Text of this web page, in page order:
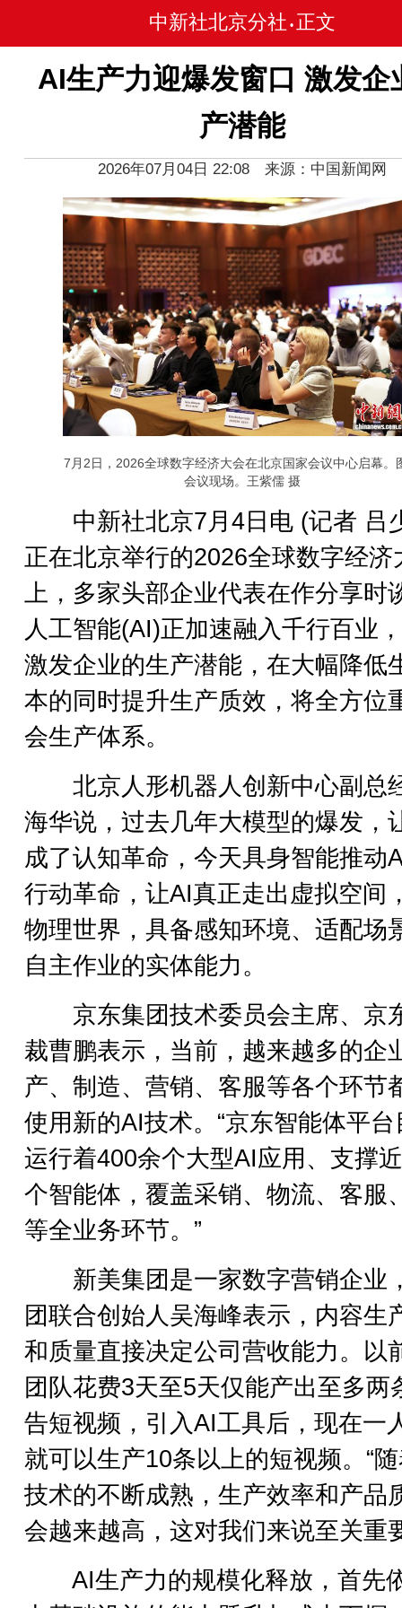
中新社北京分社 • 正文
AI生产力迎爆发窗口 激发企
产潜能
2026年07月04日 22:08 来源：中国新闻网
7月2日，2026全球数字经济大会在北京国家会议中心启幕。
会议现场。王紫儒 摄
中新社北京7月4日电 (记者 吕
正在北京举行的2026全球数字经济
上，多家头部企业代表在作分享时
人工智能(AI)正加速融入千行百业
激发企业的生产潜能，在大幅降低
本的同时提升生产质效，将全方位
会生产体系。
北京人形机器人创新中心副总
海华说，过去几年大模型的爆发，
成了认知革命，今天具身智能推动
行动革命，让AI真正走出虚拟空间
物理世界，具备感知环境、适配场
自主作业的实体能力。
京东集团技术委员会主席、京
裁曹鹏表示，当前，越来越多的企
产、制造、营销、客服等各个环节
使用新的AI技术。“京东智能体平台
运行着400余个大型AI应用、支撑
个智能体，覆盖采销、物流、客服
等全业务环节。”
新美集团是一家数字营销企业
团联合创始人吴海峰表示，内容生
和质量直接决定公司营收能力。以
团队花费3天至5天仅能产出至多两
告短视频，引入AI工具后，现在一
就可以生产10条以上的短视频。“
技术的不断成熟，生产效率和产品
会越来越高，这对我们来说至关重
AI生产力的规模化释放，首先